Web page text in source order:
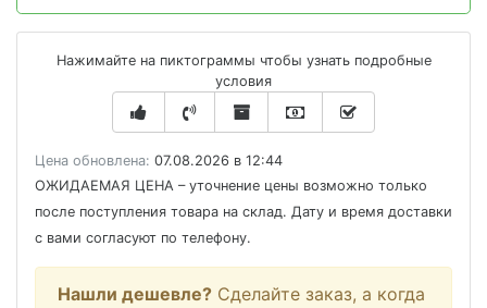
Нажимайте на пиктограммы чтобы узнать подробные
условия
Цена обновлена: 07.08.2026 в 12:44
ОЖИДАЕМАЯ ЦЕНА – уточнение цены возможно только
после поступления товара на склад. Дату и время доставки
с вами согласуют по телефону.
Нашли дешевле? Сделайте заказ, а когда